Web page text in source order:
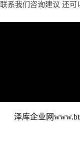
联系我们咨询建议 还可
泽库企业网